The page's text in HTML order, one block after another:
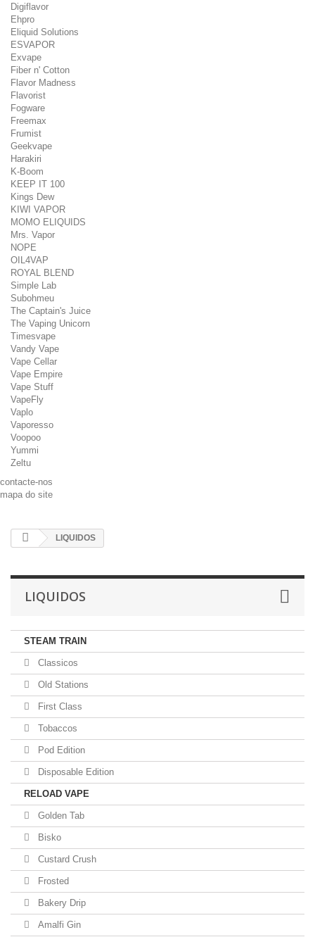
Digiflavor
Ehpro
Eliquid Solutions
ESVAPOR
Exvape
Fiber n' Cotton
Flavor Madness
Flavorist
Fogware
Freemax
Frumist
Geekvape
Harakiri
K-Boom
KEEP IT 100
Kings Dew
KIWI VAPOR
MOMO ELIQUIDS
Mrs. Vapor
NOPE
OIL4VAP
ROYAL BLEND
Simple Lab
Subohmeu
The Captain's Juice
The Vaping Unicorn
Timesvape
Vandy Vape
Vape Cellar
Vape Empire
Vape Stuff
VapeFly
Vaplo
Vaporesso
Voopoo
Yummi
Zeltu
contacte-nos
mapa do site
LIQUIDOS
LIQUIDOS
STEAM TRAIN
Classicos
Old Stations
First Class
Tobaccos
Pod Edition
Disposable Edition
RELOAD VAPE
Golden Tab
Bisko
Custard Crush
Frosted
Bakery Drip
Amalfi Gin